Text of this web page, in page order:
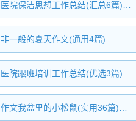
医院保洁思想工作总结(汇总6篇)…
非一般的夏天作文(通用4篇)…
医院跟班培训工作总结(优选3篇)…
作文我盆里的小松鼠(实用36篇)…